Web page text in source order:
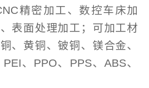
精密加工、数控车床加
表面处理加工；可加工材
、黄铜、铍铜、镁合金、
、PPO、PPS、ABS、